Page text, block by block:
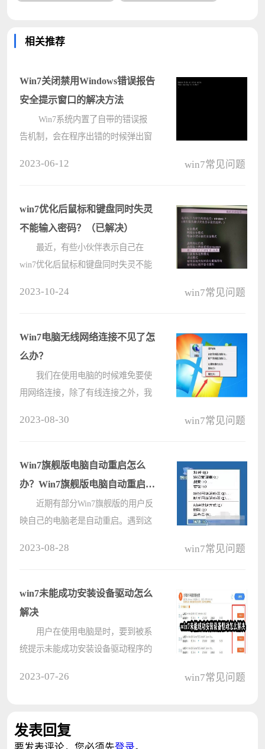
相关推荐
Win7关闭禁用Windows错误报告
安全提示窗口的解决方法
Win7系统内置了自带的错误报
告机制，会在程序出错的时候弹出窗
Win7关闭禁用Windows错误报告安全
提????
2023-06-12 win7常见问题
win7优化后鼠标和键盘同时失灵
不能输入密码？（已解决）
最近，有些小伙伴表示自己在
win7优化后鼠标和键盘同时失灵不能
决呢？下面就给大家带来解决方法，
感兴????
2023-10-24 win7常见问题
Win7电脑无线网络连接不见了怎
么办？
我们在使用电脑的时候难免要使
用网络连接，除了有线连接之外，我
要怎么进行操作呢，下面教给大家操
作方????
2023-08-30 win7常见问题
Win7旗舰版电脑自动重启怎么
办？Win7旗舰版电脑自动重启的
解决方法
近期有部分Win7旗舰版的用户反
映自己的电脑老是自动重启。遇到这
方法，有需要的小伙伴们不要错过了
哦，????
2023-08-28 win7常见问题
win7未能成功安装设备驱动怎么
解决
用户在使用电脑是时，要到被系
统提示未能成功安装设备驱动程序的
安装驱????
2023-07-26 win7常见问题
发表回复